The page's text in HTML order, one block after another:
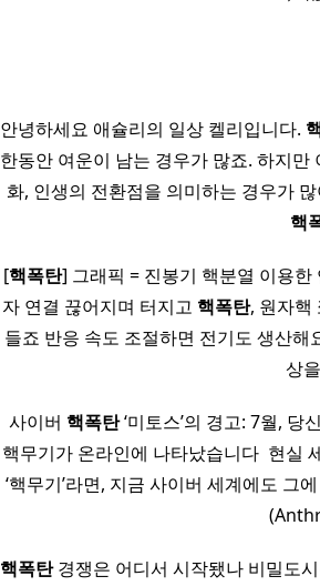
안녕하세요 애슐리의 일상 켈리입니다.
한동안 여운이 남는 경우가 많죠. 하지
화, 인생의 전환점을 의미하는 경우가
핵
[핵폭탄] 그래픽 = 진봉기 핵분열 이용
자 연결 끊어지며 터지고 핵폭탄, 원자핵
들죠 반응 속도 조절하면 전기도 생산
상
사이버 핵폭탄‘미토스’의 경고: 7월, 당
핵무기가 온라인에 나타났습니다 ​ 현실
‘핵무기’라면, 지금 사이버 세계에도 그
핵폭탄경쟁은 어디서 시작됐나 비밀도